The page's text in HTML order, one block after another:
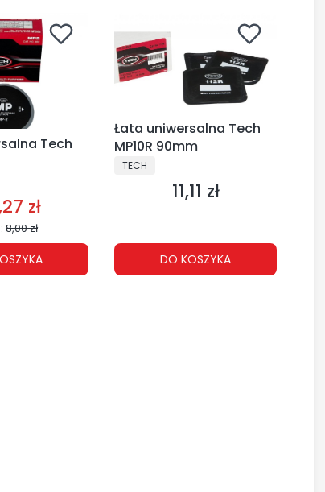
Tech
promocyjna
zł
8,00 zł
Łata uniwersalna Tech
MP10R 90mm
PRODUCENT
TECH
Cena
11,11 zł
DO KOSZYKA